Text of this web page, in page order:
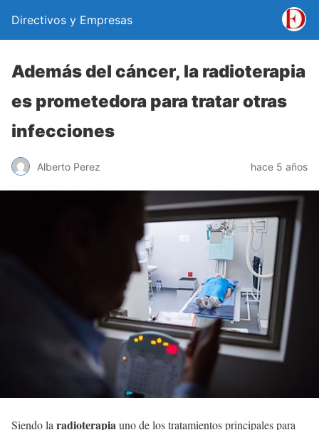
Directivos y Empresas
Además del cáncer, la radioterapia
es prometedora para tratar otras
infecciones
Alberto Perez hace 5 años
Siendo la radioterapia uno de los tratamientos principales para